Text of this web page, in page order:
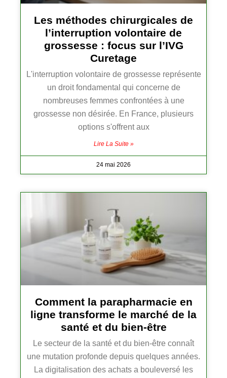
Les méthodes chirurgicales de
l’interruption volontaire de
grossesse : focus sur l’IVG
Curetage
L'interruption volontaire de grossesse représente
un droit fondamental qui concerne de
nombreuses femmes confrontées à une
grossesse non désirée. En France, plusieurs
options s'offrent aux
Lire La Suite »
24 mai 2026
Comment la parapharmacie en
ligne transforme le marché de la
santé et du bien-être
Le secteur de la santé et du bien-être connaît
une mutation profonde depuis quelques années.
La digitalisation des achats a bouleversé les